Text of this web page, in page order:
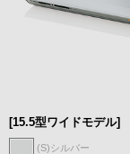
[15.5型ワイドモデル]
(S)シルバー